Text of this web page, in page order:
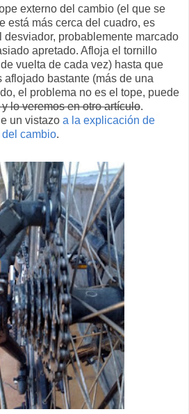
externo del cambio (el que se
está más cerca del cuadro, es
desviador, probablemente marcado
apretado. Afloja el tornillo
vuelta de cada vez) hasta que
aflojado bastante (más de una
el problema no es el tope, puede
y lo veremos en otro artículo.
un vistazo a la explicación de
cambio.